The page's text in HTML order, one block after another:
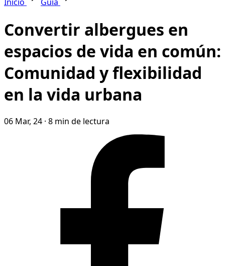
Convertir albergues en
espacios de vida en común:
Comunidad y flexibilidad
en la vida urbana
06 Mar, 24 · 8 min de lectura